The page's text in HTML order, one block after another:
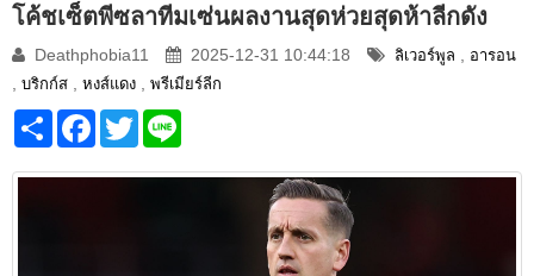
โค้ชเซ็ตพีซลาทีมเซ่นผลงานสุดห่วยสุดห้าลีกดัง
Deathphobia11 2025-12-31 10:44:18 ลิเวอร์พูล , อารอน
, บริกก์ส , หงส์แดง , พรีเมียร์ลีก
Share Facebook
Twitter